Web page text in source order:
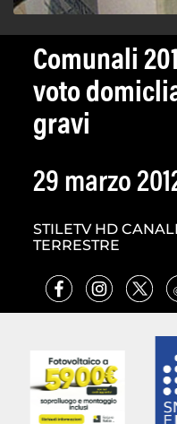
Comunali
voto
gravi
29 marzo
STILETV HD
TERRESTRE